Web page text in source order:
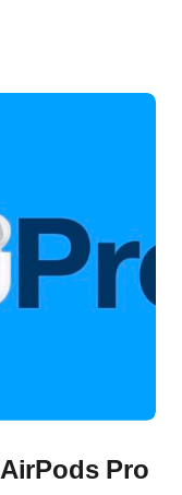
Pro